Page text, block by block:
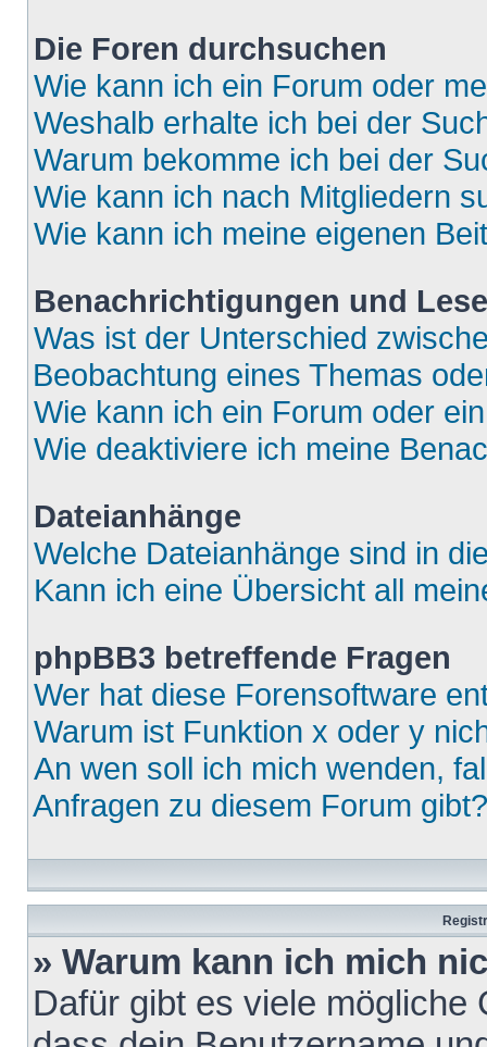
Die Foren durchsuchen
Wie kann ich ein Forum oder
Weshalb erhalte ich bei der
Warum bekomme ich bei der
Wie kann ich nach Mitgliedern
Wie kann ich meine eigenen
Benachrichtigungen und
Was ist der Unterschied
Beobachtung eines Themas
Wie kann ich ein Forum oder
Wie deaktiviere ich meine
Dateianhänge
Welche Dateianhänge sind in
Kann ich eine Übersicht all
phpBB3 betreffende Fragen
Wer hat diese Forensoftware
Warum ist Funktion x oder y
An wen soll ich mich wenden,
Anfragen zu diesem Forum gibt?
» Warum kann ich mich
Dafür gibt es viele